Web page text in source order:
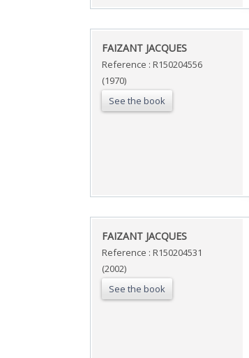
‎FAIZANT JACQUES‎
Reference : R150204556
(1970)
See the book
‎FAIZANT JACQUES‎
Reference : R150204531
(2002)
See the book